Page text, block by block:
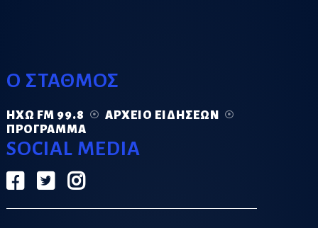
Ο ΣΤΑΘΜΟΣ
ΗΧΏ FM 99.8
ΑΡΧΕΊΟ ΕΙΔΉΣΕΩΝ
ΠΡΌΓΡΑΜΜΑ
SOCIAL MEDIA